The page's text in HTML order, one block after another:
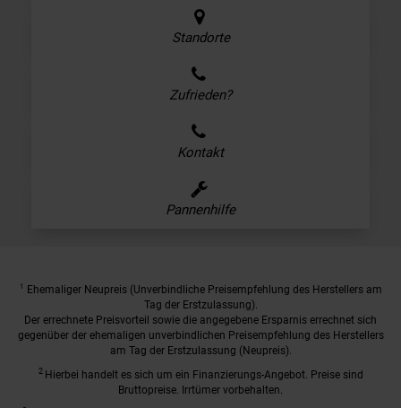
Standorte
Zufrieden?
Kontakt
Pannenhilfe
1
Ehemaliger Neupreis (Unverbindliche Preisempfehlung des Herstellers am
Tag der Erstzulassung).
Der errechnete Preisvorteil sowie die angegebene Ersparnis errechnet sich
gegenüber der ehemaligen unverbindlichen Preisempfehlung des Herstellers
am Tag der Erstzulassung (Neupreis).
2 Hierbei handelt es sich um ein Finanzierungs-Angebot. Preise sind
Bruttopreise. Irrtümer vorbehalten.